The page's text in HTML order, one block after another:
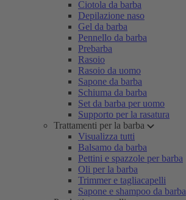
Ciotola da barba
Depilazione naso
Gel da barba
Pennello da barba
Prebarba
Rasoio
Rasoio da uomo
Sapone da barba
Schiuma da barba
Set da barba per uomo
Supporto per la rasatura
Trattamenti per la barba
Visualizza tutti
Balsamo da barba
Pettini e spazzole per barba
Oli per la barba
Trimmer e tagliacapelli
Sapone e shampoo da barba